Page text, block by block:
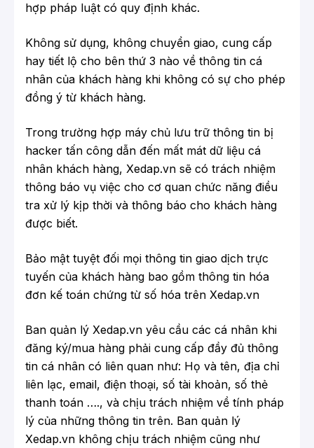
hợp pháp luật có quy định khác.
Không sử dụng, không chuyển giao, cung cấp
hay tiết lộ cho bên thứ 3 nào về thông tin cá
nhân của khách hàng khi không có sự cho phép
đồng ý từ khách hàng.
Trong trường hợp máy chủ lưu trữ thông tin bị
hacker tấn công dẫn đến mất mát dữ liệu cá
nhân khách hàng, Xedap.vn sẽ có trách nhiệm
thông báo vụ việc cho cơ quan chức năng điều
tra xử lý kịp thời và thông báo cho khách hàng
được biết.
Bảo mật tuyệt đối mọi thông tin giao dịch trực
tuyến của khách hàng bao gồm thông tin hóa
đơn kế toán chứng từ số hóa trên Xedap.vn
Ban quản lý Xedap.vn yêu cầu các cá nhân khi
đăng ký/mua hàng phải cung cấp đầy đủ thông
tin cá nhân có liên quan như: Họ và tên, địa chỉ
liên lạc, email, điện thoại, số tài khoản, số thẻ
thanh toán …., và chịu trách nhiệm về tính pháp
lý của những thông tin trên. Ban quản lý
Xedap.vn không chịu trách nhiệm cũng như